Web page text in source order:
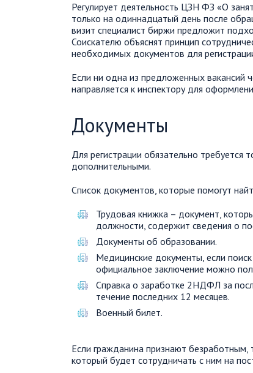
Регулирует деятельность ЦЗН ФЗ «О
только на одиннадцатый день после
визит специалист биржи предложит
Соискателю объяснят принцип
необходимых документов для
Если ни одна из предложенных вакансий
направляется к инспектору для
Документы
Для регистрации обязательно
дополнительными.
Список документов, которые помогут
Трудовая книжка – документ,
должности, содержит сведения о
Документы об образовании.
Медицинские документы, если
официальное заключение можно
Справка о заработке 2НДФЛ за
течение последних 12 месяцев.
Военный билет.
Если гражданина признают безработным,
который будет сотрудничать с ним на